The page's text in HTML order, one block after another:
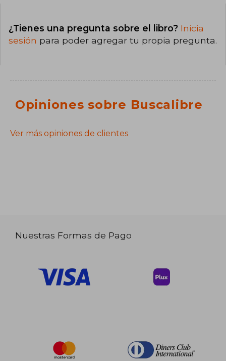
¿Tienes una pregunta sobre el libro? Inicia
sesión para poder agregar tu propia pregunta.
Opiniones sobre Buscalibre
Ver más opiniones de clientes
Nuestras Formas de Pago